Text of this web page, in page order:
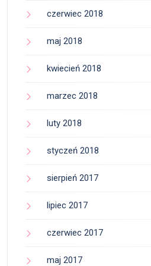
czerwiec 2018
maj 2018
kwiecień 2018
marzec 2018
luty 2018
styczeń 2018
sierpień 2017
lipiec 2017
czerwiec 2017
maj 2017